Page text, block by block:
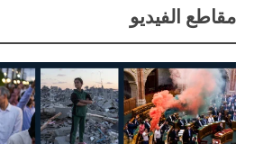
مقاطع الفيديو